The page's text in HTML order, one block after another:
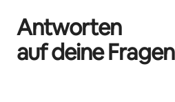
Antworten
auf deine Fragen